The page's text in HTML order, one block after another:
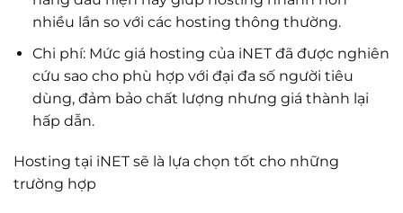
nhiều lần so với các hosting thông thường.
Chi phí: Mức giá hosting của iNET đã được nghiên
cứu sao cho phù hợp với đại đa số người tiêu
dùng, đảm bảo chất lượng nhưng giá thành lại
hấp dẫn.
Hosting tại iNET sẽ là lựa chọn tốt cho những
trường hợp